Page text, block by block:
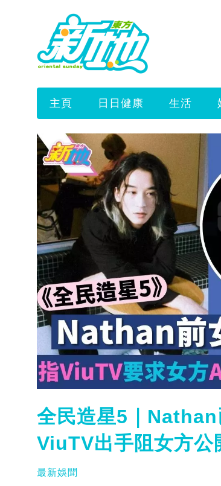
主頁 日日健康 生活
全民造星5｜
ViuTV出手阻女方公
最新娛聞